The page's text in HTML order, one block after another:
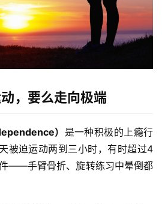
，要么走向极端
） 是一种积极的上瘾行
被迫运动两到三小时，有时超过4
——手臂骨折、旋转练习中晕倒都